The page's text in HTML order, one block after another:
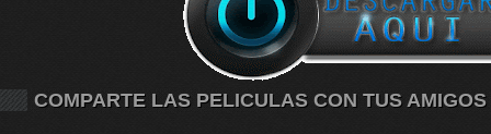
COMPARTE LAS PELICULAS CON TUS AMIGOS